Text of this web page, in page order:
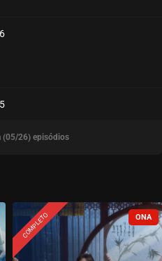
(05/26) episódios
COMPLETO